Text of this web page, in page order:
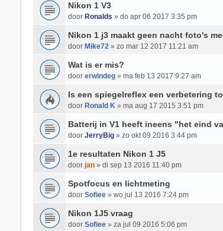
Nikon 1 V3
door Ronalds » do apr 06 2017 3:35 pm
Nikon 1 j3 maakt geen nacht foto's
door Mike72» zo mar 12 2017 11:21 am
Wat is er mis?
door erwindeg» ma feb 13 2017 9:27 am
Is een spiegelreflex een verbetering
door Ronald K» ma aug 17 2015 3:51 pm
Batterij in V1 heeft ineens "het eind
door JerryBig» zo okt 09 2016 3:44 pm
1e resultaten Nikon 1 J5
door jan» di sep 13 2016 11:40 pm
Spotfocus en lichtmeting
door Sofiee» wo jul 13 2016 7:24 pm
Nikon 1J5 vraag
door Sofiee» za jul 09 2016 5:06 pm